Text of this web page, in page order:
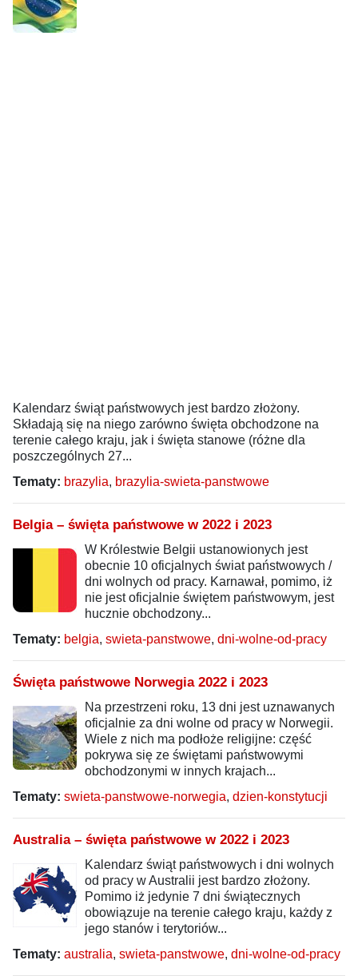
Kalendarz świąt państwowych jest bardzo złożony.
Składają się na niego zarówno święta obchodzone na
terenie całego kraju, jak i święta stanowe (różne dla
poszczególnych 27...
Tematy: brazylia, brazylia-swieta-panstwowe
Belgia – święta państwowe w 2022 i 2023
W Królestwie Belgii ustanowionych jest
obecnie 10 oficjalnych świat państwowych /
dni wolnych od pracy. Karnawał, pomimo, iż
nie jest oficjalnie świętem państwowym, jest
hucznie obchodzony...
Tematy: belgia, swieta-panstwowe, dni-wolne-od-pracy
Święta państwowe Norwegia 2022 i 2023
Na przestrzeni roku, 13 dni jest uznawanych
oficjalnie za dni wolne od pracy w Norwegii.
Wiele z nich ma podłoże religijne: część
pokrywa się ze świętami państwowymi
obchodzonymi w innych krajach...
Tematy: swieta-panstwowe-norwegia, dzien-konstytucji
Australia – święta państwowe w 2022 i 2023
Kalendarz świąt państwowych i dni wolnych
od pracy w Australii jest bardzo złożony.
Pomimo iż jedynie 7 dni świątecznych
obowiązuje na terenie całego kraju, każdy z
jego stanów i terytoriów...
Tematy: australia, swieta-panstwowe, dni-wolne-od-pracy